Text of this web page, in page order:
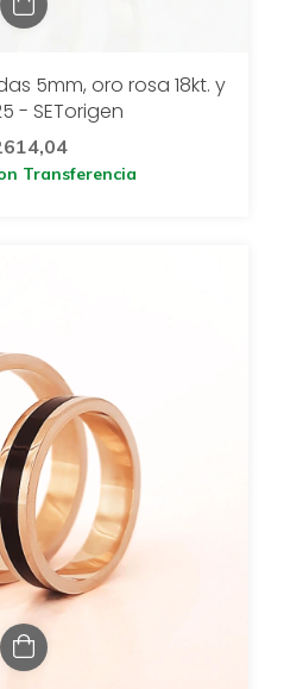
5mm, oro rosa 18kt. y
- SETorigen
Transferencia